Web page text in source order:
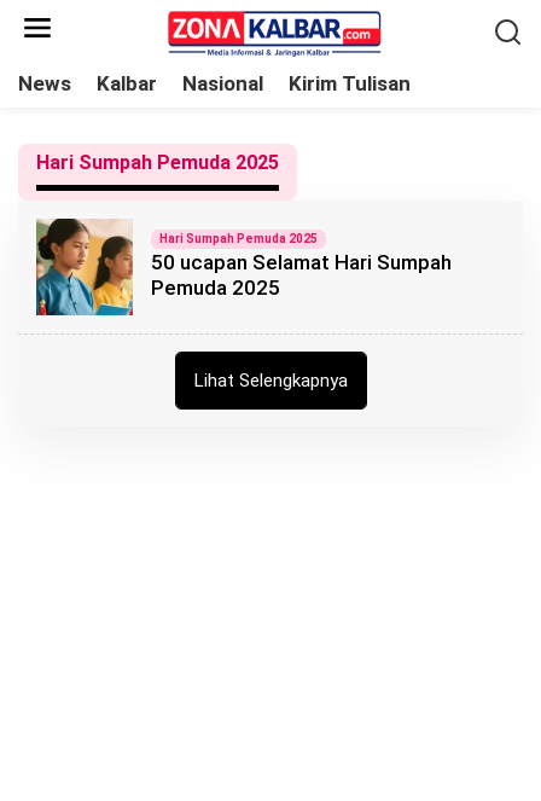
News Kalbar Nasional Kirim Tulisan
Hari Sumpah Pemuda 2025
Hari Sumpah Pemuda 2025
​50 ucapan Selamat Hari Sumpah
Pemuda 2025
Lihat Selengkapnya